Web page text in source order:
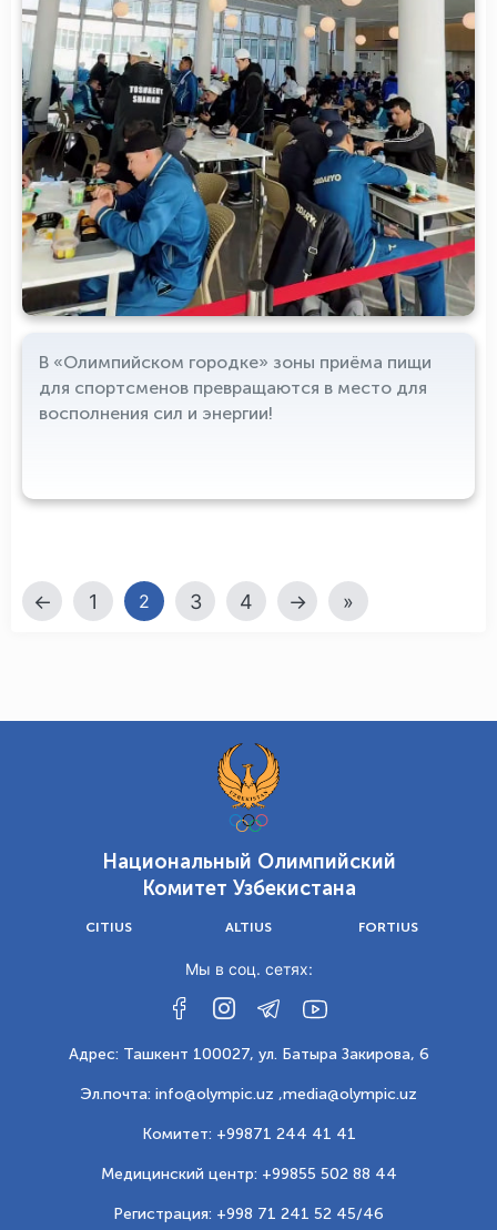
В «Олимпийском городке» зоны приёма пищи
для спортсменов превращаются в место для
восполнения сил и энергии!
← 1 2 3 4 → »
Национальный Олимпийский
Комитет Узбекистана
CITIUS ALTIUS FORTIUS
Мы в соц. сетях:
Адрес: Ташкент 100027, ул. Батыра Закирова, 6
Эл.почта: info@olympic.uz ,media@olympic.uz
Комитет: +99871 244 41 41
Медицинский центр: +99855 502 88 44
Регистрация: +998 71 241 52 45/46